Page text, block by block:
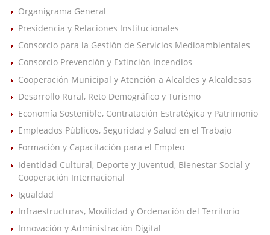
Organigrama General
Presidencia y Relaciones Institucionales
Consorcio para la Gestión de Servicios Medioambientales
Consorcio Prevención y Extinción Incendios
Cooperación Municipal y Atención a Alcaldes y Alcaldesas
Desarrollo Rural, Reto Demográfico y Turismo
Economía Sostenible, Contratación Estratégica y Patrimonio
Empleados Públicos, Seguridad y Salud en el Trabajo
Formación y Capacitación para el Empleo
Identidad Cultural, Deporte y Juventud, Bienestar Social y
Cooperación Internacional
Igualdad
Infraestructuras, Movilidad y Ordenación del Territorio
Innovación y Administración Digital